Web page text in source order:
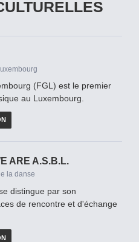
(FGL) est le premier
au Luxembourg.
ARE A.S.B.L.
la danse
distingue par son
de rencontre et d'échange